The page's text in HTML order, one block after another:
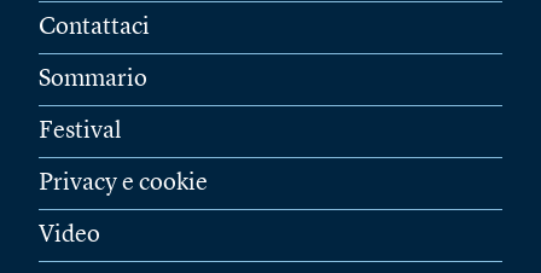
Contattaci
Sommario
Festival
Privacy e cookie
Video